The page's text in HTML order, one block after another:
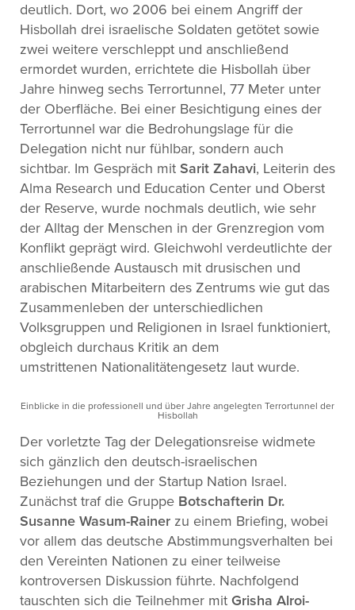
deutlich. Dort, wo 2006 bei einem Angriff der
Hisbollah drei israelische Soldaten getötet sowie
zwei weitere verschleppt und anschließend
ermordet wurden, errichtete die Hisbollah über
Jahre hinweg sechs Terrortunnel, 77 Meter unter
der Oberfläche. Bei einer Besichtigung eines der
Terrortunnel war die Bedrohungslage für die
Delegation nicht nur fühlbar, sondern auch
sichtbar. Im Gespräch mit Sarit Zahavi, Leiterin des
Alma Research und Education Center und Oberst
der Reserve, wurde nochmals deutlich, wie sehr
der Alltag der Menschen in der Grenzregion vom
Konflikt geprägt wird. Gleichwohl verdeutlichte der
anschließende Austausch mit drusischen und
arabischen Mitarbeitern des Zentrums wie gut das
Zusammenleben der unterschiedlichen
Volksgruppen und Religionen in Israel funktioniert,
obgleich durchaus Kritik an dem
umstrittenen Nationalitätengesetz laut wurde.
Einblicke in die professionell und über Jahre angelegten Terrortunnel der
Hisbollah
Der vorletzte Tag der Delegationsreise widmete
sich gänzlich den deutsch-israelischen
Beziehungen und der Startup Nation Israel.
Zunächst traf die Gruppe Botschafterin Dr.
Susanne Wasum-Rainer zu einem Briefing, wobei
vor allem das deutsche Abstimmungsverhalten bei
den Vereinten Nationen zu einer teilweise
kontroversen Diskussion führte. Nachfolgend
tauschten sich die Teilnehmer mit Grisha Alroi-